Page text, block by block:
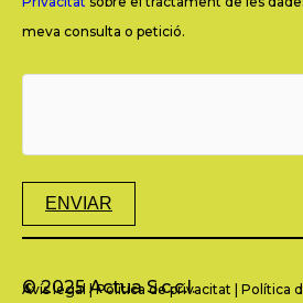
meva consulta o petició.
ENVIAR
© 2025 Actua S.c.c.l.
Avís legal |Política de privacitat | Política